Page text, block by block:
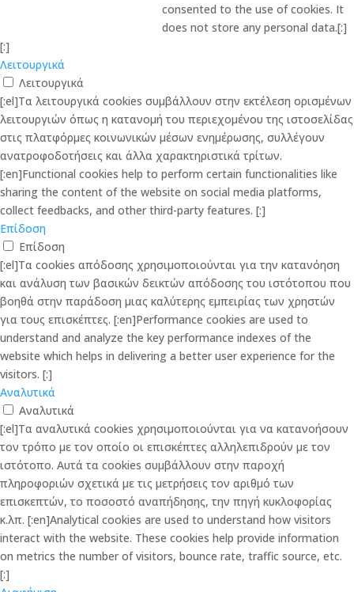
consented to the use of cookies. It
does not store any personal data.[:]
[:]
Λειτουργικά
Λειτουργικά
[:el]Τα λειτουργικά cookies συμβάλλουν στην εκτέλεση ορισμένων
λειτουργιών όπως η κατανομή του περιεχομένου της ιστοσελίδας
στις πλατφόρμες κοινωνικών μέσων ενημέρωσης, συλλέγουν
ανατροφοδοτήσεις και άλλα χαρακτηριστικά τρίτων.
[:en]Functional cookies help to perform certain functionalities like
sharing the content of the website on social media platforms,
collect feedbacks, and other third-party features. [:]
Επίδοση
Επίδοση
[:el]Τα cookies απόδοσης χρησιμοποιούνται για την κατανόηση
και ανάλυση των βασικών δεικτών απόδοσης του ιστότοπου που
βοηθά στην παράδοση μιας καλύτερης εμπειρίας των χρηστών
για τους επισκέπτες. [:en]Performance cookies are used to
understand and analyze the key performance indexes of the
website which helps in delivering a better user experience for the
visitors. [:]
Αναλυτικά
Αναλυτικά
[:el]Τα αναλυτικά cookies χρησιμοποιούνται για να κατανοήσουν
τον τρόπο με τον οποίο οι επισκέπτες αλληλεπιδρούν με τον
ιστότοπο. Αυτά τα cookies συμβάλλουν στην παροχή
πληροφοριών σχετικά με τις μετρήσεις τον αριθμό των
επισκεπτών, το ποσοστό αναπήδησης, την πηγή κυκλοφορίας
κ.λπ. [:en]Analytical cookies are used to understand how visitors
interact with the website. These cookies help provide information
on metrics the number of visitors, bounce rate, traffic source, etc.
[:]